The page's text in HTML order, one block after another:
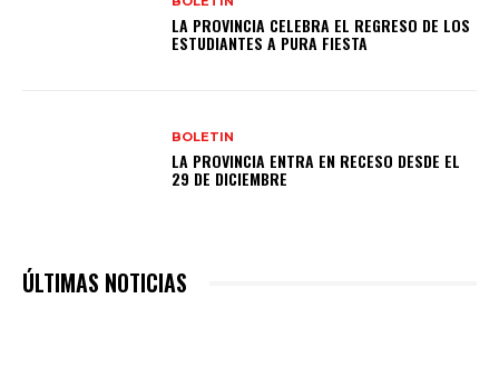
LA PROVINCIA CELEBRA EL REGRESO DE LOS
ESTUDIANTES A PURA FIESTA
BOLETIN
LA PROVINCIA ENTRA EN RECESO DESDE EL
29 DE DICIEMBRE
ÚLTIMAS NOTICIAS